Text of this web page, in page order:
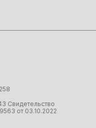
Свидетельство
от 03.10.2022